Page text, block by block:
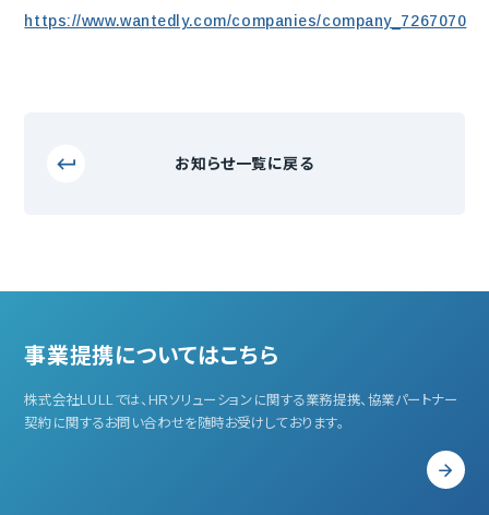
https://www.wantedly.com/companies/company_7267070
お知らせ一覧に戻る
事業提携についてはこちら
株式会社LULLでは、HRソリューションに関する業務提携、 協業パートナー
契約に関するお問い合わせを随時お受けしております。